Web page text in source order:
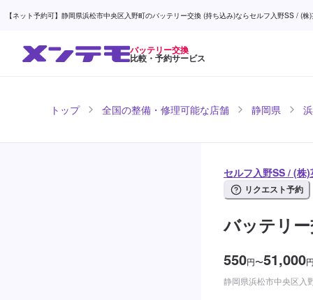
【ネット予約可】静岡県浜松市中央区入野町のバッテリー交換 (持ち込み)ならセルフ入野SS / (
バッテリー交換
比較・予約サービス
トップ 全国の整備・修理可能な店舗 静岡県
セルフ入野SS / (株
リクエスト予約
バッテリ
550円〜51,000
静岡県浜松市中央区入